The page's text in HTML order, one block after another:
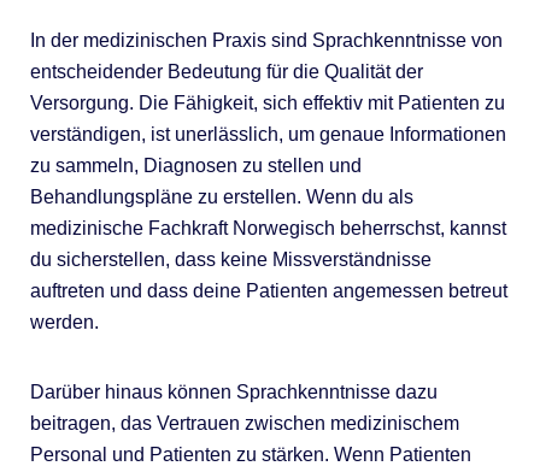
In der medizinischen Praxis sind Sprachkenntnisse von
entscheidender Bedeutung für die Qualität der
Versorgung. Die Fähigkeit, sich effektiv mit Patienten zu
verständigen, ist unerlässlich, um genaue Informationen
zu sammeln, Diagnosen zu stellen und
Behandlungspläne zu erstellen. Wenn du als
medizinische Fachkraft Norwegisch beherrschst, kannst
du sicherstellen, dass keine Missverständnisse
auftreten und dass deine Patienten angemessen betreut
werden.
Darüber hinaus können Sprachkenntnisse dazu
beitragen, das Vertrauen zwischen medizinischem
Personal und Patienten zu stärken. Wenn Patienten